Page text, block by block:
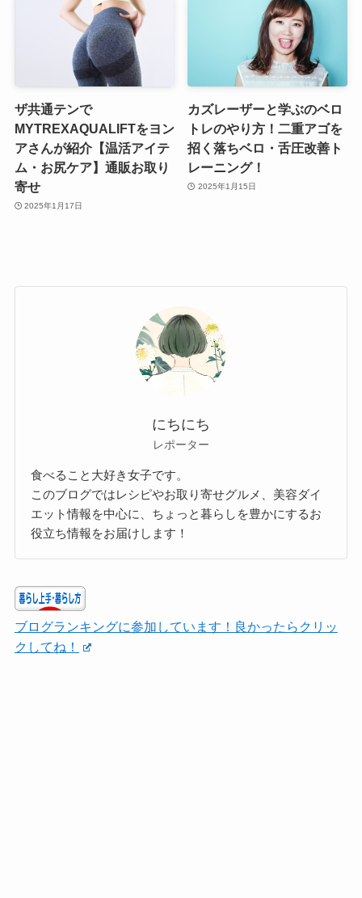
ザ共通テンで
MYTREXAQUALIFTをヨン
アさんが紹介【温活アイテ
ム・お尻ケア】通販お取り
寄せ
2025年1月17日
カズレーザーと学ぶのベロ
トレのやり方！二重アゴを
招く落ちベロ・舌圧改善ト
レーニング！
2025年1月15日
にちにち
レポーター
食べること大好き女子です。
このブログではレシピやお取り寄せグルメ、美容ダイ
エット情報を中心に、ちょっと暮らしを豊かにするお
役立ち情報をお届けします！
ブログランキングに参加しています！良かったらクリッ
クしてね！